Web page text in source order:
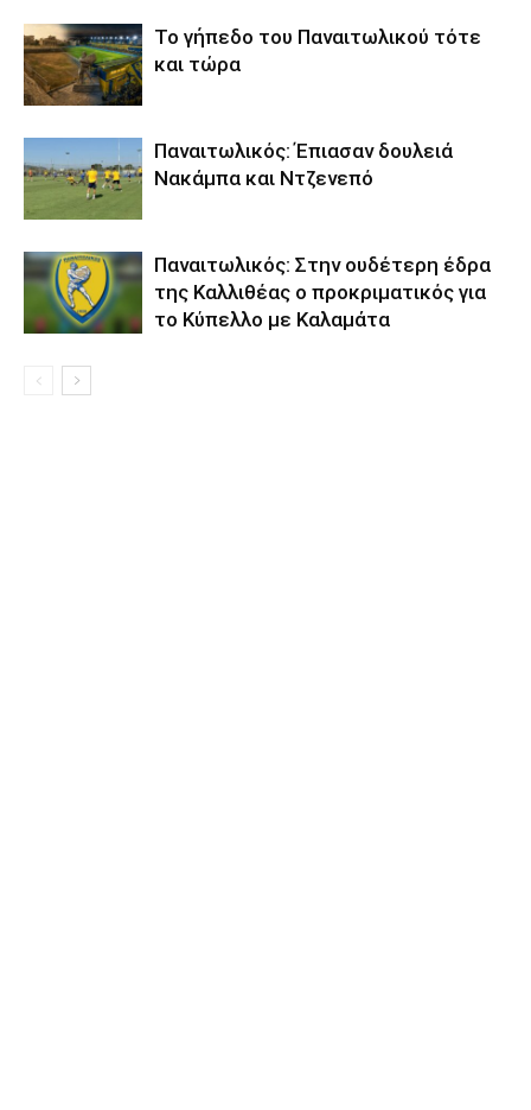
Το γήπεδο του Παναιτωλικού τότε
και τώρα
Παναιτωλικός: Έπιασαν δουλειά
Νακάμπα και Ντζενεπό
Παναιτωλικός: Στην ουδέτερη έδρα
της Καλλιθέας ο προκριματικός για
το Κύπελλο με Καλαμάτα